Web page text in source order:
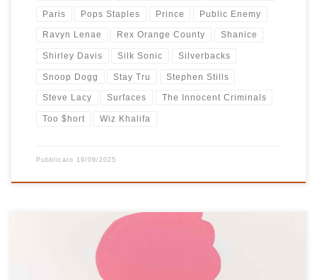
Paris Pops Staples Prince Public Enemy
Ravyn Lenae Rex Orange County Shanice
Shirley Davis Silk Sonic Silverbacks
Snoop Dogg Stay Tru Stephen Stills
Steve Lacy Surfaces The Innocent Criminals
Too $hort Wiz Khalifa
Pubblicato 19/09/2025
“Summertime, summertime, summertime blue… You took all my